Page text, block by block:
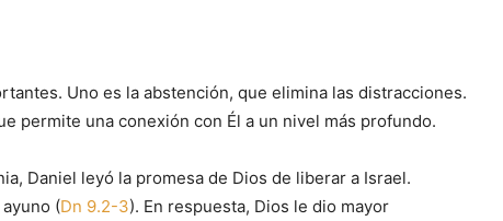
Uno es la abstención, que elimina las distracciones.
permite una conexión con Él a un nivel más profundo.
Daniel leyó la promesa de Dios de liberar a Israel.
(Dn 9.2-3). En respuesta, Dios le dio mayor